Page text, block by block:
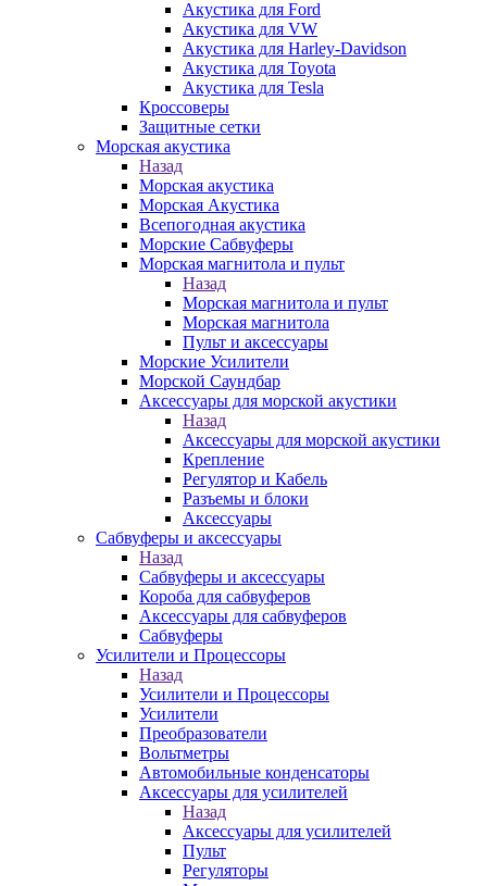
Акустика для Ford
Акустика для VW
Акустика для Harley-Davidson
Акустика для Toyota
Акустика для Tesla
Кроссоверы
Защитные сетки
Морская акустика
Назад
Морская акустика
Морская Акустика
Всепогодная акустика
Морские Сабвуферы
Морская магнитола и пульт
Назад
Морская магнитола и пульт
Морская магнитола
Пульт и аксессуары
Морские Усилители
Морской Cаундбар
Аксессуары для морской акустики
Назад
Аксессуары для морской акустики
Крепление
Регулятор и Кабель
Разъемы и блоки
Аксессуары
Сабвуферы и аксессуары
Назад
Сабвуферы и аксессуары
Короба для сабвуферов
Аксессуары для сабвуферов
Сабвуферы
Усилители и Процессоры
Назад
Усилители и Процессоры
Усилители
Преобразователи
Вольтметры
Автомобильные конденсаторы
Аксессуары для усилителей
Назад
Аксессуары для усилителей
Пульт
Регуляторы